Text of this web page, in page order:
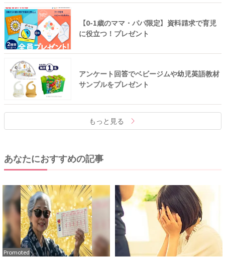
【0-1歳のママ・パパ限定】資料請求で育児
に役立つ！プレゼント
アンケート回答でベビージムや幼児英語教材
サンプルをプレゼント
もっと見る
あなたにおすすめの記事
Promoted